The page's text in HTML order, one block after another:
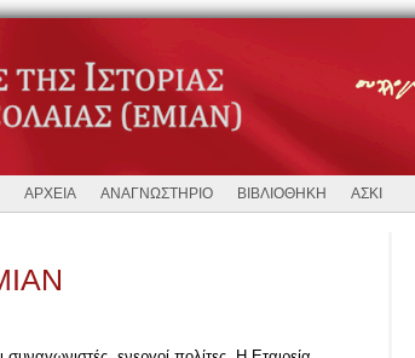
ΑΡΧΕΙΑ ΑΝΑΓΝΩΣΤΗΡΙΟ ΒΙΒΛΙΟΘΗΚΗ ΑΣΚΙ